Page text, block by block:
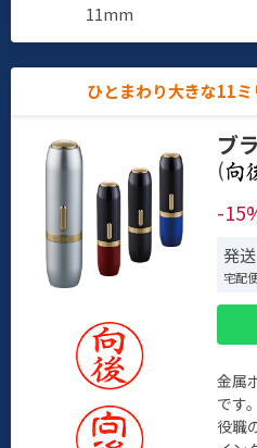
11mm
ひとまわり大きな11ミ
ブ
(
-
発
宅配
金属
です。
役職